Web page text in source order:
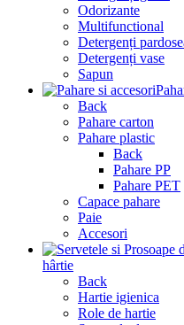
Odorizante
Multifunctional
Detergenți
Detergenți vase
Sapun
Back
Pahare carton
Pahare plastic
Back
Pahare PP
Pahare PET
Capace pahare
Paie
Accesori
hârtie
Back
Hartie igienica
Role de hartie